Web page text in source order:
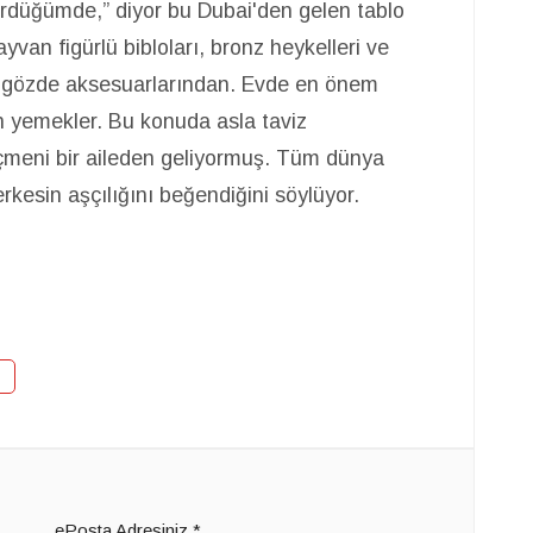
diyor bu Dubai'den gelen tablo
figürlü bibloları, bronz heykelleri ve
aksesuarlarından. Evde en önem
Bu konuda asla taviz
bir aileden geliyormuş. Tüm dünya
aşçılığını beğendiğini söylüyor.